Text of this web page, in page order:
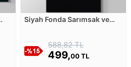
Siyah Fonda Sarımsak ve
588,82 TL
499,00 TL